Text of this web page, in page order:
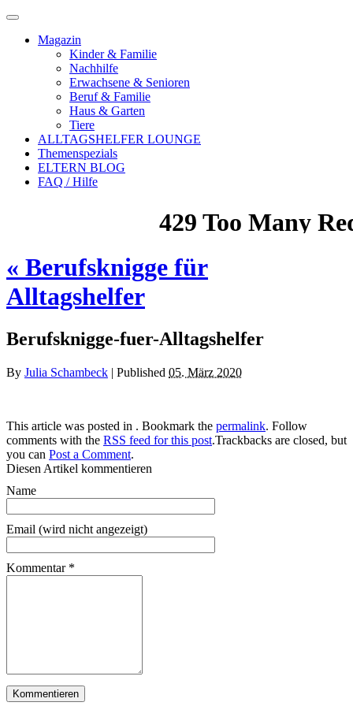
Magazin
Kinder & Familie
Nachhilfe
Erwachsene & Senioren
Beruf & Familie
Haus & Garten
Tiere
ALLTAGSHELFER LOUNGE
Themenspezials
ELTERN BLOG
FAQ / Hilfe
« Berufsknigge für
Alltagshelfer
Berufsknigge-fuer-Alltagshelfer
By Julia Schambeck | Published 05. März 2020
This article was posted in . Bookmark the permalink. Follow
comments with the RSS feed for this post.Trackbacks are closed, but
you can Post a Comment.
Diesen Artikel kommentieren
Name
Email (wird nicht angezeigt)
Kommentar*